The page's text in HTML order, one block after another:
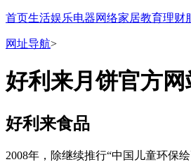
首页生活娱乐电器网络家居教育理财
网址导航>
好利来月饼官方网
好利来食品
2008年，除继续推行“中国儿童环保